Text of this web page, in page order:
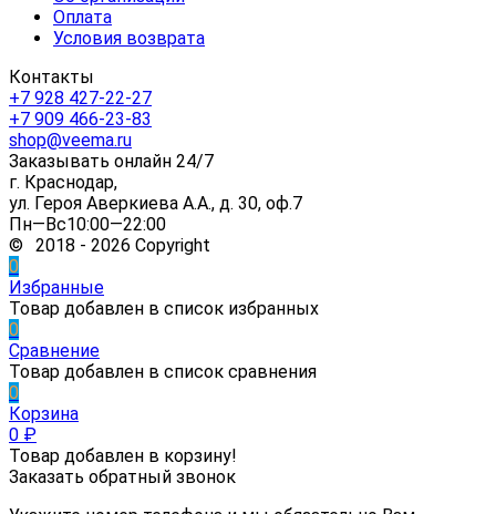
Оплата
Условия возврата
Контакты
+7 928 427-22-27
+7 909 466-23-83
shop@veema.ru
Заказывать онлайн 24/7
г. Краснодар,
ул. Героя Аверкиева А.А., д. 30, оф.7
Пн—Вс10:00—22:00
© 2018 - 2026 Copyright
0
Избранные
Товар добавлен в список избранных
0
Сравнение
Товар добавлен в список сравнения
0
Корзина
0 ₽
Товар добавлен в корзину!
Заказать обратный звонок